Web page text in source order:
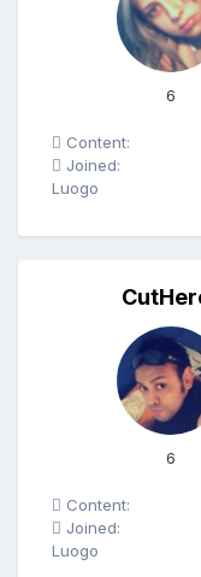
6
Content:
Joined:
Luogo
6
Content:
Joined:
Luogo